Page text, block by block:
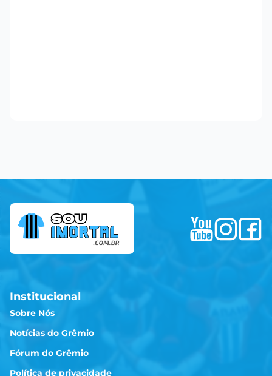
Institucional
Sobre Nós
Notícias do Grêmio
Fórum do Grêmio
Política de privacidade